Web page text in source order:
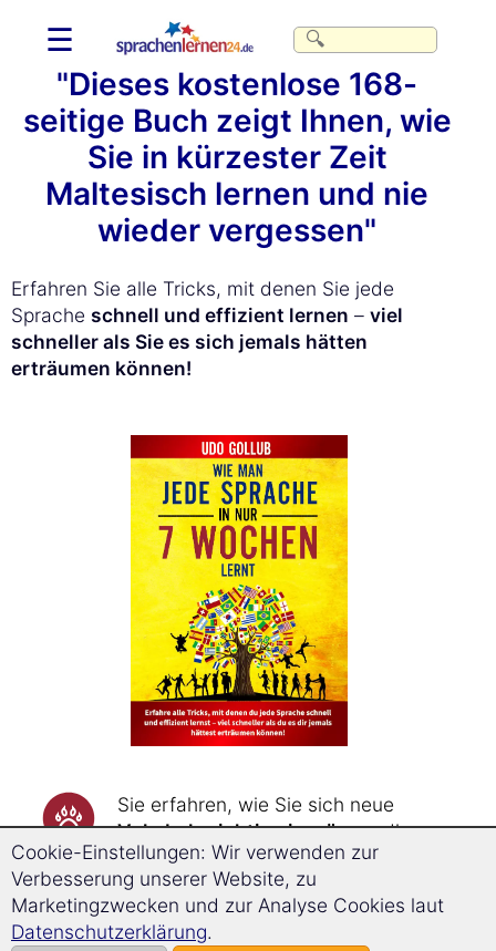
☰
"Dieses kostenlose 168-
seitige Buch zeigt Ihnen, wie
Sie in kürzester Zeit
Maltesisch lernen und nie
wieder vergessen"
Erfahren Sie alle Tricks, mit denen Sie jede
Sprache schnell und effizient lernen – viel
schneller als Sie es sich jemals hätten
erträumen können!
Sie erfahren, wie Sie sich neue
Vokabeln richtig einprägen, die
Vokabeln durch Assoziationsketten
bis zu dreimal schneller merken
und sie durch Wiederholungen zum
genau richtigen Zeitpunkt
Cookie-Einstellungen: Wir verwenden zur
Verbesserung unserer Website, zu
Marketingzwecken und zur Analyse Cookies laut
Datenschutzerklärung.